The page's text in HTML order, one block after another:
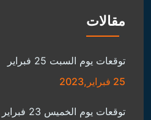
مقالات
توقعات يوم السبت 25 فبراير
25 فبراير,2023
توقعات يوم الخميس 23 فبراير